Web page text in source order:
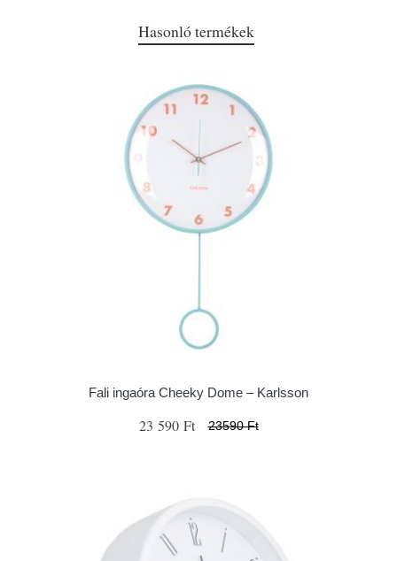
Hasonló termékek
Fali ingaóra Cheeky Dome – Karlsson
23 590 Ft 23590 Ft